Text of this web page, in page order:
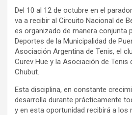
Del 10 al 12 de octubre en el
va a recibir al Circuito Nacional de
es organizado de manera conjunta
Deportes de la Municipalidad de
Asociación Argentina de Tenis, el
Curev Hue y la Asociación de Tenis
Chubut.
Esta disciplina, en constante
desarrolla durante prácticamente
y en esta oportunidad recibirá a los